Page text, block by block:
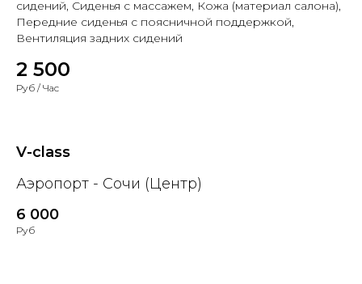
сидений, Сиденья с массажем, Кожа (материал салона),
Передние сиденья с поясничной поддержкой,
Вентиляция задних сидений
2 500
Руб / Час
V-class
Аэропорт - Сочи (Центр)
6 000
Руб